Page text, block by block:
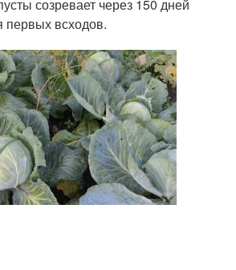
созревает через 150 дней
первых всходов.